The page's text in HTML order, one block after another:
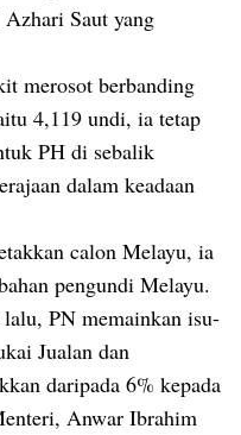
Saut yang
merosot berbanding
4,119 undi, ia tetap
PH di sebalik
dalam keadaan
calon Melayu, ia
pengundi Melayu.
PN memainkan isu-
Jualan dan
daripada 6% kepada
Anwar Ibrahim